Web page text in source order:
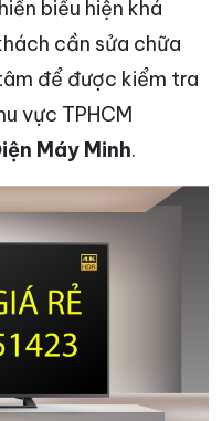
biểu hiện khá
cần sửa chữa
để được kiểm tra
vực TPHCM
Máy Minh.